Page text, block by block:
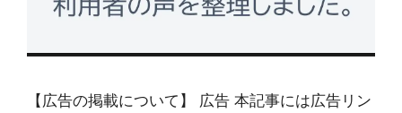
【広告の掲載について】 広告 本記事には広告リン